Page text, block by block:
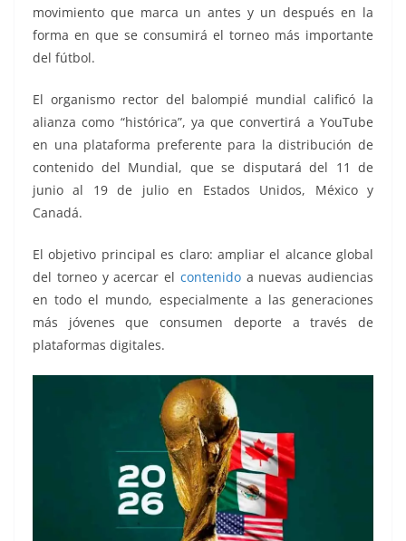
movimiento que marca un antes y un después en la
forma en que se consumirá el torneo más importante
del fútbol.
El organismo rector del balompié mundial calificó la
alianza como “histórica”, ya que convertirá a YouTube
en una plataforma preferente para la distribución de
contenido del Mundial, que se disputará del 11 de
junio al 19 de julio en Estados Unidos, México y
Canadá.
El objetivo principal es claro: ampliar el alcance global
del torneo y acercar el contenidoa nuevas audiencias
en todo el mundo, especialmente a las generaciones
más jóvenes que consumen deporte a través de
plataformas digitales.